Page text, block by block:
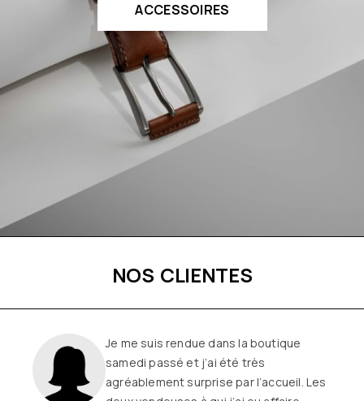
ACCESSOIRES
NOS CLIENTES
Une boutique familiale, à l’écoute et
remplie de joie de vivre
Les
vêtements sont de qualité, tendances